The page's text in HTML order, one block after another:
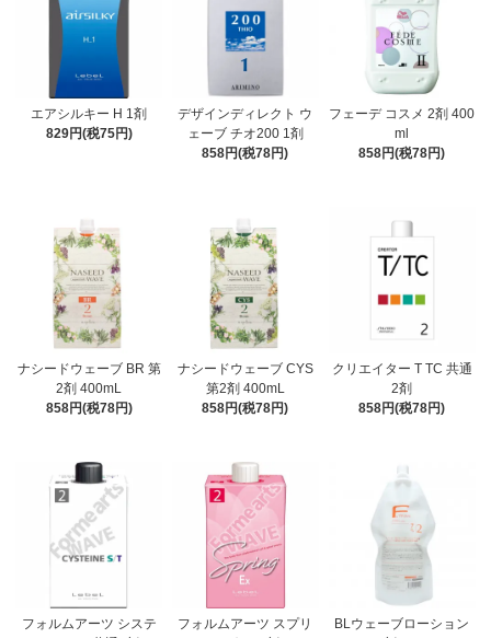
エアシルキー H 1剤
829円(税75円)
デザインディレクト ウ
ェーブ チオ200 1剤
858円(税78円)
フェーデ コスメ 2剤 400
ml
858円(税78円)
ナシードウェーブ BR 第
2剤 400mL
858円(税78円)
ナシードウェーブ CYS
第2剤 400mL
858円(税78円)
クリエイター T TC 共通
2剤
858円(税78円)
フォルムアーツ システ
フォルムアーツ スプリ
BLウェーブローション